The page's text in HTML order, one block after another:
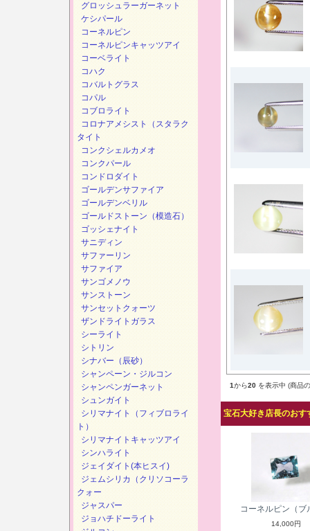
1から20 を表示中 (商品
宝石大好き店長のおす
コーネルピン（ブ
14,000円
グロッシュラーガーネット
ケシパール
コーネルピン
コーネルピンキャッツアイ
コーベライト
コハク
コバルトグラス
コパル
コブロライト
コロナアメシスト（スタラク
タイト
コンクシェルカメオ
コンクパール
コンドロダイト
ゴールデンサファイア
ゴールデンベリル
ゴールドストーン（模造石）
ゴッシェナイト
サニディン
サファーリン
サファイア
サンゴメノウ
サンストーン
サンセットクォーツ
ザンドライトガラス
シーライト
シトリン
シナバー（辰砂）
シャンペーン・ジルコン
シャンペンガーネット
シュンガイト
シリマナイト（フィブロライ
ト）
シリマナイトキャッツアイ
シンハライト
ジェイダイト(本ヒスイ)
ジェムシリカ（クリソコーラ
クォー
ジャスパー
ジョハチドーライト